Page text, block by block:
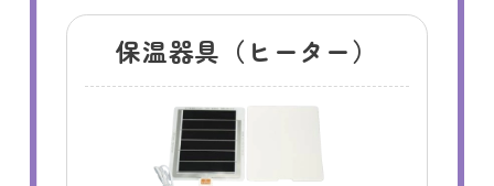
保温器具（ヒーター）